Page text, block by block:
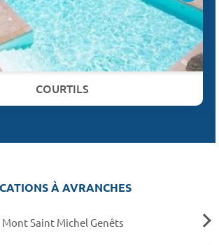
COURTILS
À AVRANCHES
Saint Michel Genêts